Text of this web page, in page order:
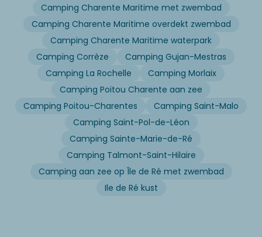
Camping Charente Maritime met zwembad
Camping Charente Maritime overdekt zwembad
Camping Charente Maritime waterpark
Camping Corrèze
Camping Gujan-Mestras
Camping La Rochelle
Camping Morlaix
Camping Poitou Charente aan zee
Camping Poitou-Charentes
Camping Saint-Malo
Camping Saint-Pol-de-Léon
Camping Sainte-Marie-de-Ré
Camping Talmont-Saint-Hilaire
Camping aan zee op Île de Ré met zwembad
Ile de Ré kust